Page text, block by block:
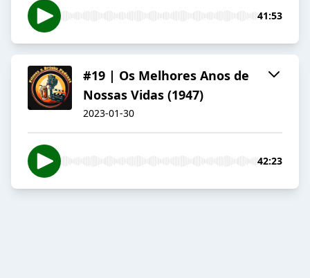
41:53
#19 | Os Melhores Anos de
Nossas Vidas (1947)
2023-01-30
42:23